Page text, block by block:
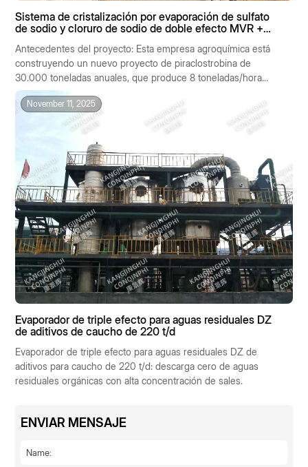
Sistema de cristalización por evaporación de sulfato
de sodio y cloruro de sodio de doble efecto MVR +
Antecedentes del proyecto: Esta empresa agroquímica está
construyendo un nuevo proyecto de piraclostrobina de
30.000 toneladas anuales, que produce 8 toneladas/hora
de aguas residuales salinas como subproducto. La
composición de las aguas residuales es: Na₂SO₄ 15 %, NaCl
12 %, DQO cr 800 mg/L.
November 11, 2025
Evaporador de triple efecto para aguas residuales DZ
de aditivos de caucho de 220 t/d
Evaporador de triple efecto para aguas residuales DZ de
aditivos para caucho de 220 t/d: descarga cero de aguas
residuales orgánicas con alta concentración de sales.
ENVIAR MENSAJE